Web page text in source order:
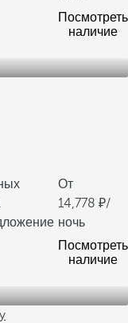
Посмотреть
наличие
От
14,778
/
ночь
Посмотреть
наличие